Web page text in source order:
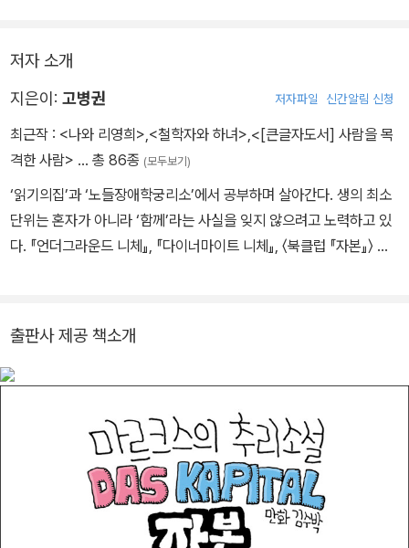
저자 소개
지은이: 고병권 저자파일 신간알림 신청
최근작 : <나와 리영희>,<철학자와 하녀>,<[큰글자도서] 사람을 목
격한 사람> … 총 86종 (모두보기)
‘읽기의집’과 ‘노들장애학궁리소’에서 공부하며 살아간다. 생의 최소
단위는 혼자가 아니라 ‘함께’라는 사실을 잊지 않으려고 노력하고 있
다. 『언더그라운드 니체』, 『다이너마이트 니체』, 〈북클럽 『자본』〉 시
출판사 제공 책소개